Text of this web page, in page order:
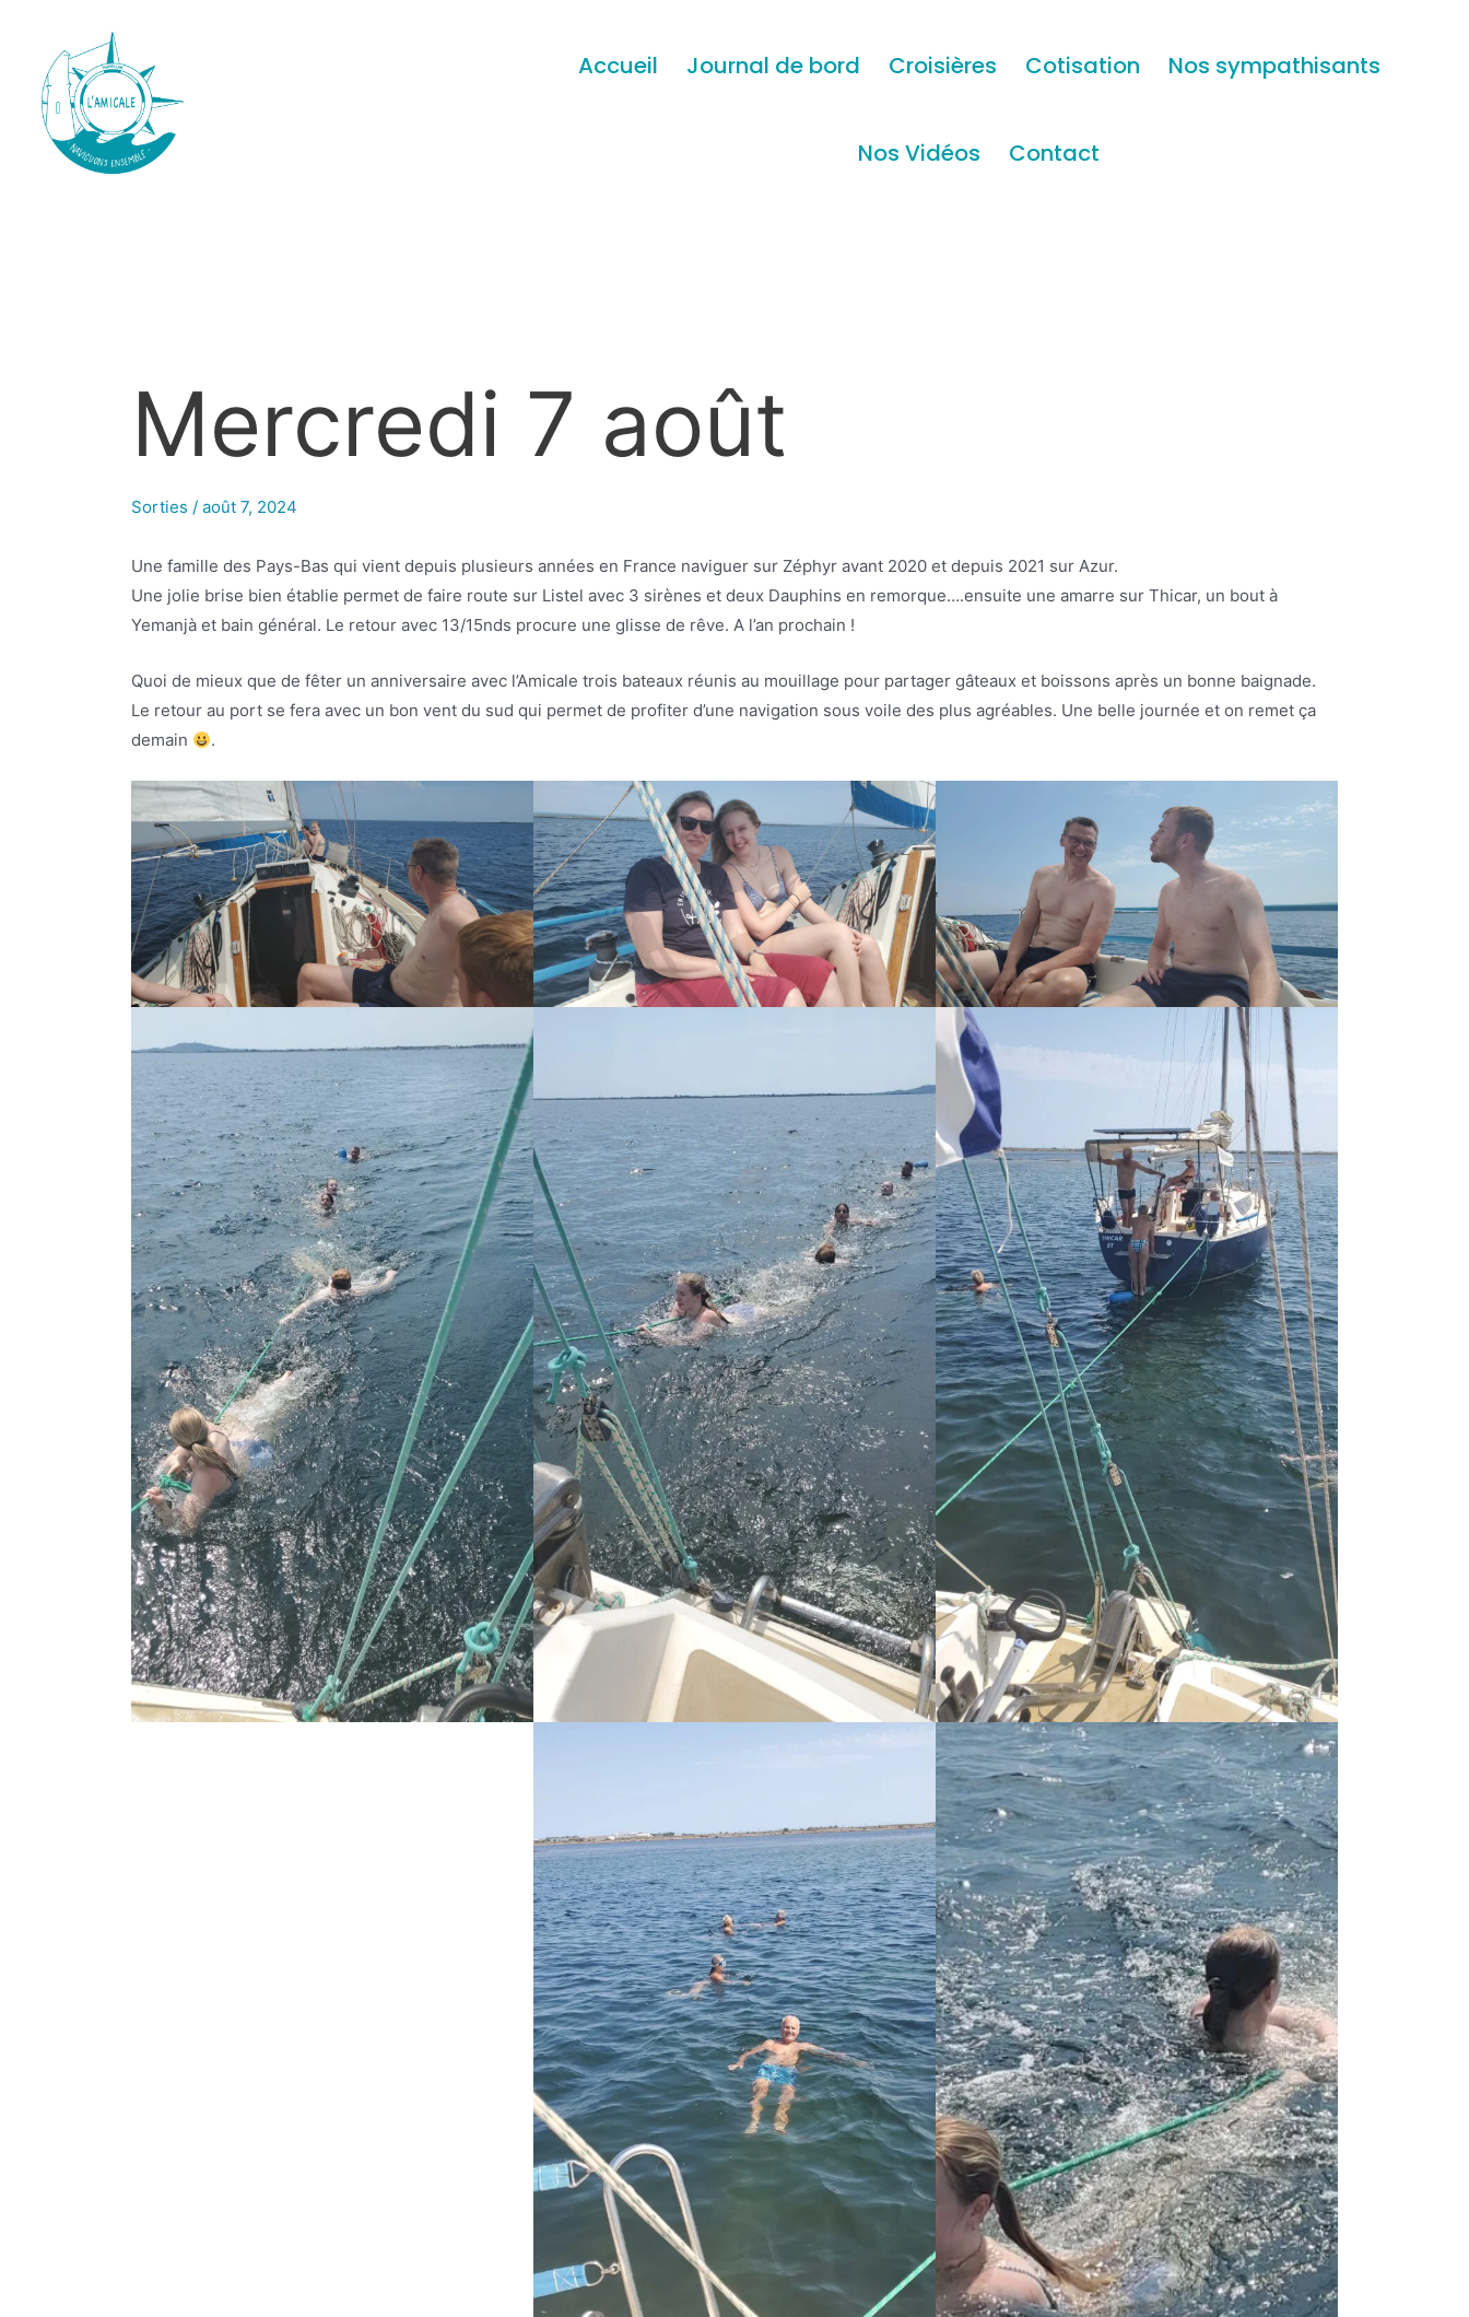
Accueil Journal de bord Croisières Cotisation Nos sympathisants
Nos Vidéos Contact
Mercredi 7 août
Sorties /août 7, 2024
Une famille des Pays-Bas qui vient depuis plusieurs années en France naviguer sur Zéphyr avant 2020 et depuis 2021 sur Azur.
Une jolie brise bien établie permet de faire route sur Listel avec 3 sirènes et deux Dauphins en remorque….ensuite une amarre sur Thicar, un bout à
Yemanjà et bain général. Le retour avec 13/15nds procure une glisse de rêve. A l’an prochain !
Quoi de mieux que de fêter un anniversaire avec l’Amicale trois bateaux réunis au mouillage pour partager gâteaux et boissons après un bonne baignade.
Le retour au port se fera avec un bon vent du sud qui permet de profiter d’une navigation sous voile des plus agréables. Une belle journée et on remet ça
demain
.